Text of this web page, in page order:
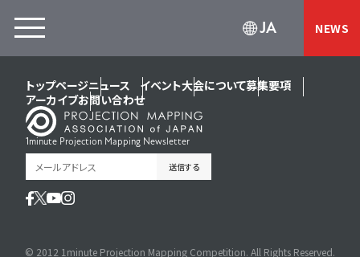
JA NEWS
トップページニュース イベント大会について募集要項
アーカイブお問い合わせ
1minute Projection Mapping Newsletter
© 2012 1minute Projection Mapping Competition. All Rights Reserved.